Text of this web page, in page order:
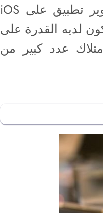
USB C فلابد أن تقوم الشركة المصنعة لهذه الوحدة من تطوير تطبيق على iOS
لديه القدرة على
عدد كبير من